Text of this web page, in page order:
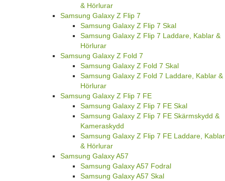
& Hörlurar
Samsung Galaxy Z Flip 7
Samsung Galaxy Z Flip 7 Skal
Samsung Galaxy Z Flip 7 Laddare, Kablar &
Hörlurar
Samsung Galaxy Z Fold 7
Samsung Galaxy Z Fold 7 Skal
Samsung Galaxy Z Fold 7 Laddare, Kablar &
Hörlurar
Samsung Galaxy Z Flip 7 FE
Samsung Galaxy Z Flip 7 FE Skal
Samsung Galaxy Z Flip 7 FE Skärmskydd &
Kameraskydd
Samsung Galaxy Z Flip 7 FE Laddare, Kablar
& Hörlurar
Samsung Galaxy A57
Samsung Galaxy A57 Fodral
Samsung Galaxy A57 Skal